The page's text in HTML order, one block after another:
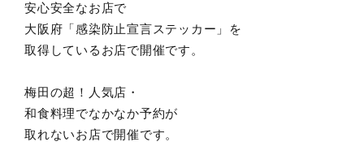
安心安全なお店で
大阪府「感染防止宣言ステッカー」を
取得しているお店で開催です。
梅田の超！人気店・
和食料理でなかなか予約が
取れないお店で開催です。